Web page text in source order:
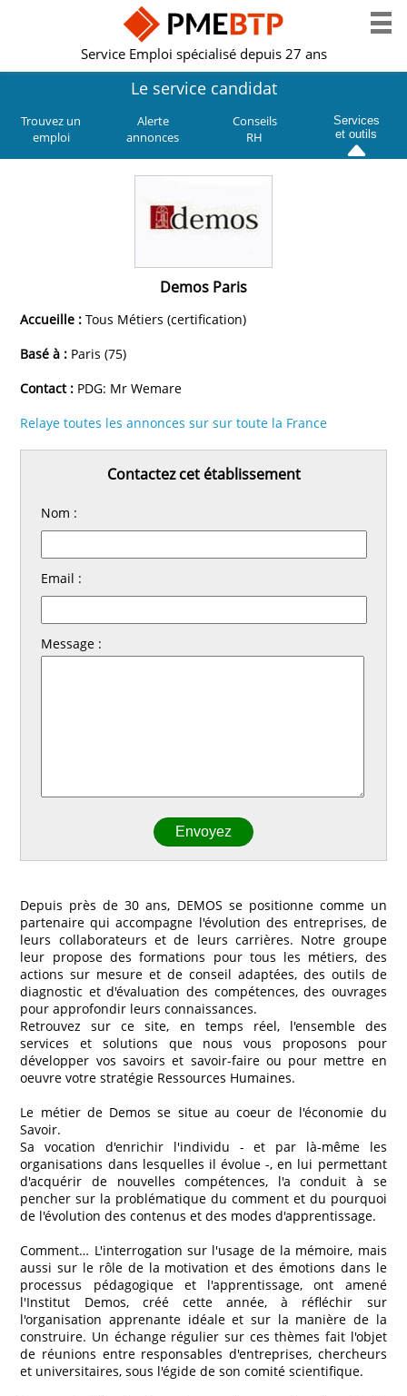
Service Emploi spécialisé depuis 27 ans
Le service candidat
Trouvez un
emploi
Alerte
annonces
Conseils
RH
Services
et outils
Demos Paris
Accueille : Tous Métiers (certification)
Basé à : Paris (75)
Contact : PDG: Mr Wemare
Relaye toutes les annonces sur sur toute la France
Contactez cet établissement
Nom :
Email :
Message :
Depuis près de 30 ans, DEMOS se positionne comme un
partenaire qui accompagne l'évolution des entreprises, de
leurs collaborateurs et de leurs carrières. Notre groupe
leur propose des formations pour tous les métiers, des
actions sur mesure et de conseil adaptées, des outils de
diagnostic et d'évaluation des compétences, des ouvrages
pour approfondir leurs connaissances.
Retrouvez sur ce site, en temps réel, l'ensemble des
services et solutions que nous vous proposons pour
développer vos savoirs et savoir-faire ou pour mettre en
oeuvre votre stratégie Ressources Humaines.
Le métier de Demos se situe au coeur de l'économie du
Savoir.
Sa vocation d'enrichir l'individu - et par là-même les
organisations dans lesquelles il évolue -, en lui permettant
d'acquérir de nouvelles compétences, l'a conduit à se
pencher sur la problématique du comment et du pourquoi
de l'évolution des contenus et des modes d'apprentissage.
Comment… L'interrogation sur l'usage de la mémoire, mais
aussi sur le rôle de la motivation et des émotions dans le
processus pédagogique et l'apprentissage, ont amené
l'Institut Demos, créé cette année, à réfléchir sur
l'organisation apprenante idéale et sur la manière de la
construire. Un échange régulier sur ces thèmes fait l'objet
de réunions entre responsables d'entreprises, chercheurs
et universitaires, sous l'égide de son comité scientifique.